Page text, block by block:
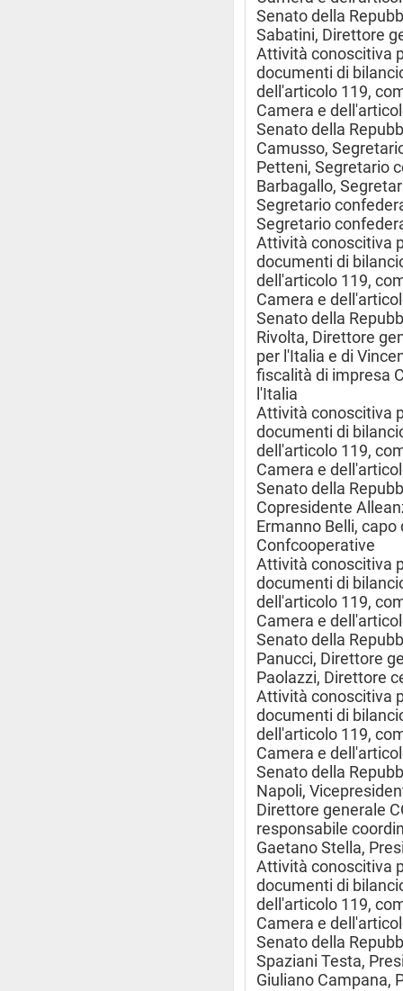
Senato della
Sabatini, Direttore
Attività conoscitiva
documenti di
dell'articolo 119,
Camera e
Senato della
Camusso,
Petteni, Segretario
Barbagallo,
Segretario
Segretario
Attività conoscitiva
documenti di
dell'articolo 119,
Camera e
Senato della
Rivolta, Direttore
per l'Italia e di
fiscalità di impresa
l'Italia
Attività conoscitiva
documenti di
dell'articolo 119,
Camera e
Senato della
Copresidente
Ermanno Belli,
Confcooperative
Attività conoscitiva
documenti di
dell'articolo 119,
Camera e
Senato della
Panucci, Direttore
Paolazzi, Direttore
Attività conoscitiva
documenti di
dell'articolo 119,
Camera e
Senato della
Napoli,
Direttore generale
responsabile
Gaetano Stella,
Attività conoscitiva
documenti di
dell'articolo 119,
Camera e
Senato della
Spaziani Testa,
Giuliano Campana,